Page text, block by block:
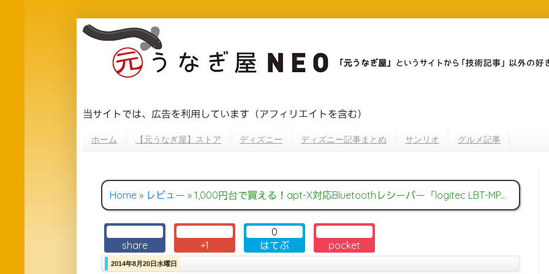
当サイトでは、広告を利用しています（アフィリエイトを含む）
ホーム 【元うなぎ屋】ストア ディズニー ディズニー記事まとめ サンリオ グルメ記事
Home » レビュー » 1,000円台で買える！apt-X対応Bluetoothレシーバー「logitec LBT-MPAR300WH」をレビューしてみるよ！
share +1
0
はてぶ
pocket
2014年8月20日水曜日